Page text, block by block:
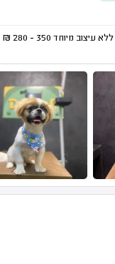
עיצוב מיוחד 350 - 280
₪